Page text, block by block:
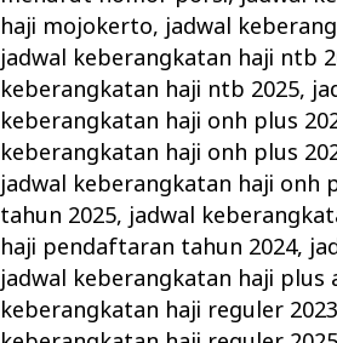
haji mojokerto, jadwal
jadwal keberangkatan haji ntb
keberangkatan haji ntb 2025,
keberangkatan haji onh plus
keberangkatan haji onh plus
jadwal keberangkatan haji onh
tahun 2025, jadwal
haji pendaftaran tahun 2024,
jadwal keberangkatan haji plus
keberangkatan haji reguler